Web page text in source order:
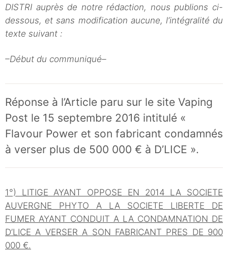
DISTRI auprès de notre rédaction, nous publions ci-
dessous, et sans modification aucune, l’intégralité du
texte suivant :
–Début du communiqué–
Réponse à l’Article paru sur le site Vaping
Post le 15 septembre 2016 intitulé «
Flavour Power et son fabricant condamnés
à verser plus de 500 000 € à D’LICE ».
1°) LITIGE AYANT OPPOSE EN 2014 LA SOCIETE
AUVERGNE PHYTO A LA SOCIETE LIBERTE DE
FUMER AYANT CONDUIT A LA CONDAMNATION DE
D’LICE A VERSER A SON FABRICANT PRES DE 900
000 €.